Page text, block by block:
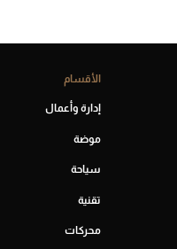
الأقسام
إدارة وأعمال
موضة
سياحة
تقنية
محركات